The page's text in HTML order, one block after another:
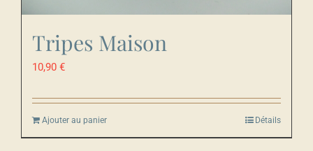
Tripes Maison
10,90 €
Ajouter au panier Détails